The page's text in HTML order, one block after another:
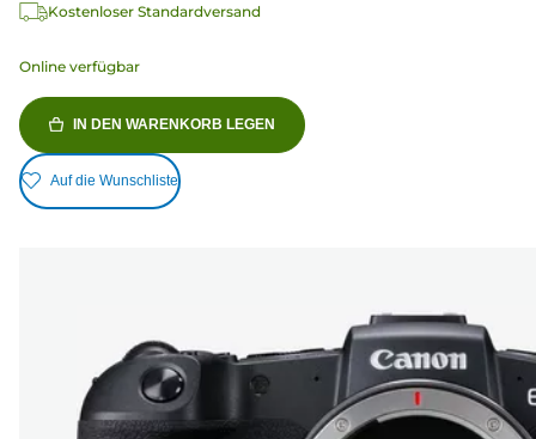
Kostenloser Standardversand
Online verfügbar
IN DEN WARENKORB LEGEN
Auf die Wunschliste